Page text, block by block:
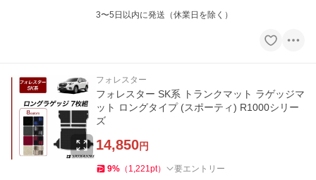
3〜5日以内に発送（休業日を除く）
フォレスター
フォレスター SK系 トランクマット ラゲッジマ
ット ロングタイプ (スポーティ) R1000シリー
ズ
14,850円
9% （ 1,221pt） 要エントリー